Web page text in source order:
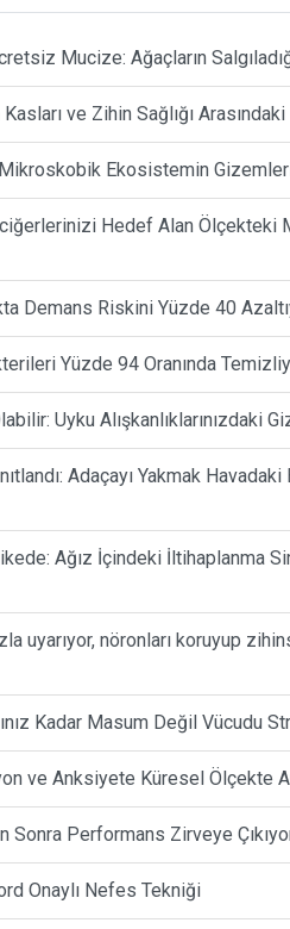
Mucize: Ağaçların
ve Zihin Sağlığı
Ekosistemin
Hedef Alan Ölçekteki
Demans Riskini Yüzde 40
Yüzde 94 Oranında
Uyku Alışkanlıklarınızdaki
Adaçayı Yakmak
Ağız İçindeki İltihaplanma
uyarıyor, nöronları koruyup
Kadar Masum Değil Vücudu
ve Anksiyete Küresel Ölçekte
Sonra Performans Zirveye
Onaylı Nefes Tekniği